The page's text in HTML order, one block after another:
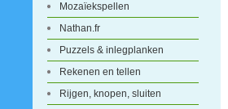
Mozaïekspellen
Nathan.fr
Puzzels & inlegplanken
Rekenen en tellen
Rijgen, knopen, sluiten